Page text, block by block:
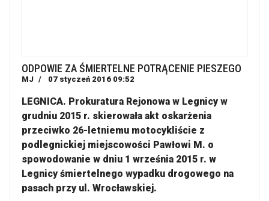
ODPOWIE ZA ŚMIERTELNE POTRĄCENIE PIESZEGO
MJ 07 styczeń 2016 09:52
LEGNICA. Prokuratura Rejonowa w Legnicy w
grudniu 2015 r. skierowała akt oskarżenia
przeciwko 26-letniemu motocykliście z
podlegnickiej miejscowości Pawłowi M. o
spowodowanie w dniu 1 września 2015 r. w
Legnicy śmiertelnego wypadku drogowego na
pasach przy ul. Wrocławskiej.